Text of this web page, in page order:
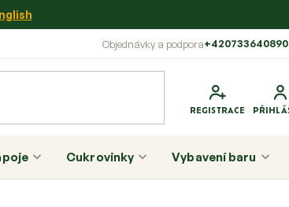
+420733640890
Cukrovinky Vybavení baru